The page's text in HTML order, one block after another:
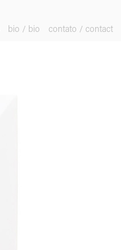
bio / bio contato / contact